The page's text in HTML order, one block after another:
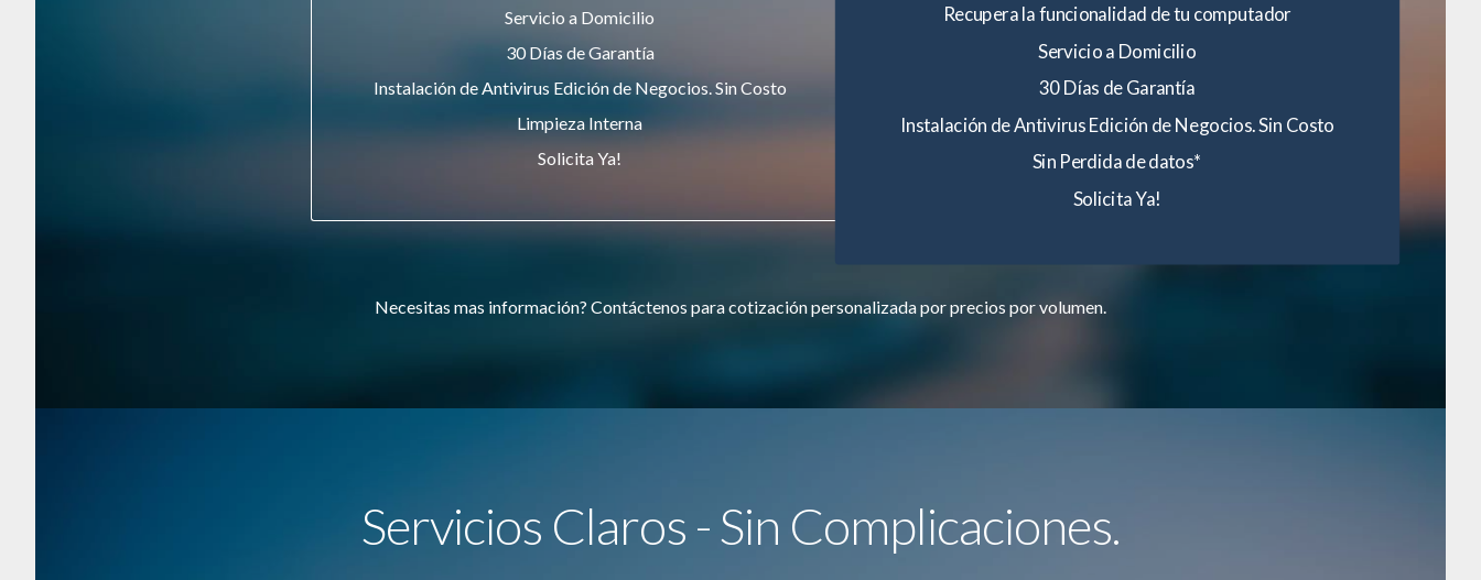
Servicio a Domicilio
30 Días de Garantía
Instalación de Antivirus Edición de Negocios. Sin Costo
Limpieza Interna
Solicita Ya!
Recupera la funcionalidad de tu computador
Servicio a Domicilio
30 Días de Garantía
Instalación de Antivirus Edición de Negocios. Sin Costo
Sin Perdida de datos*
Solicita Ya!
Necesitas mas información? Contáctenos para cotización personalizada por precios por volumen.
Servicios Claros - Sin Complicaciones.